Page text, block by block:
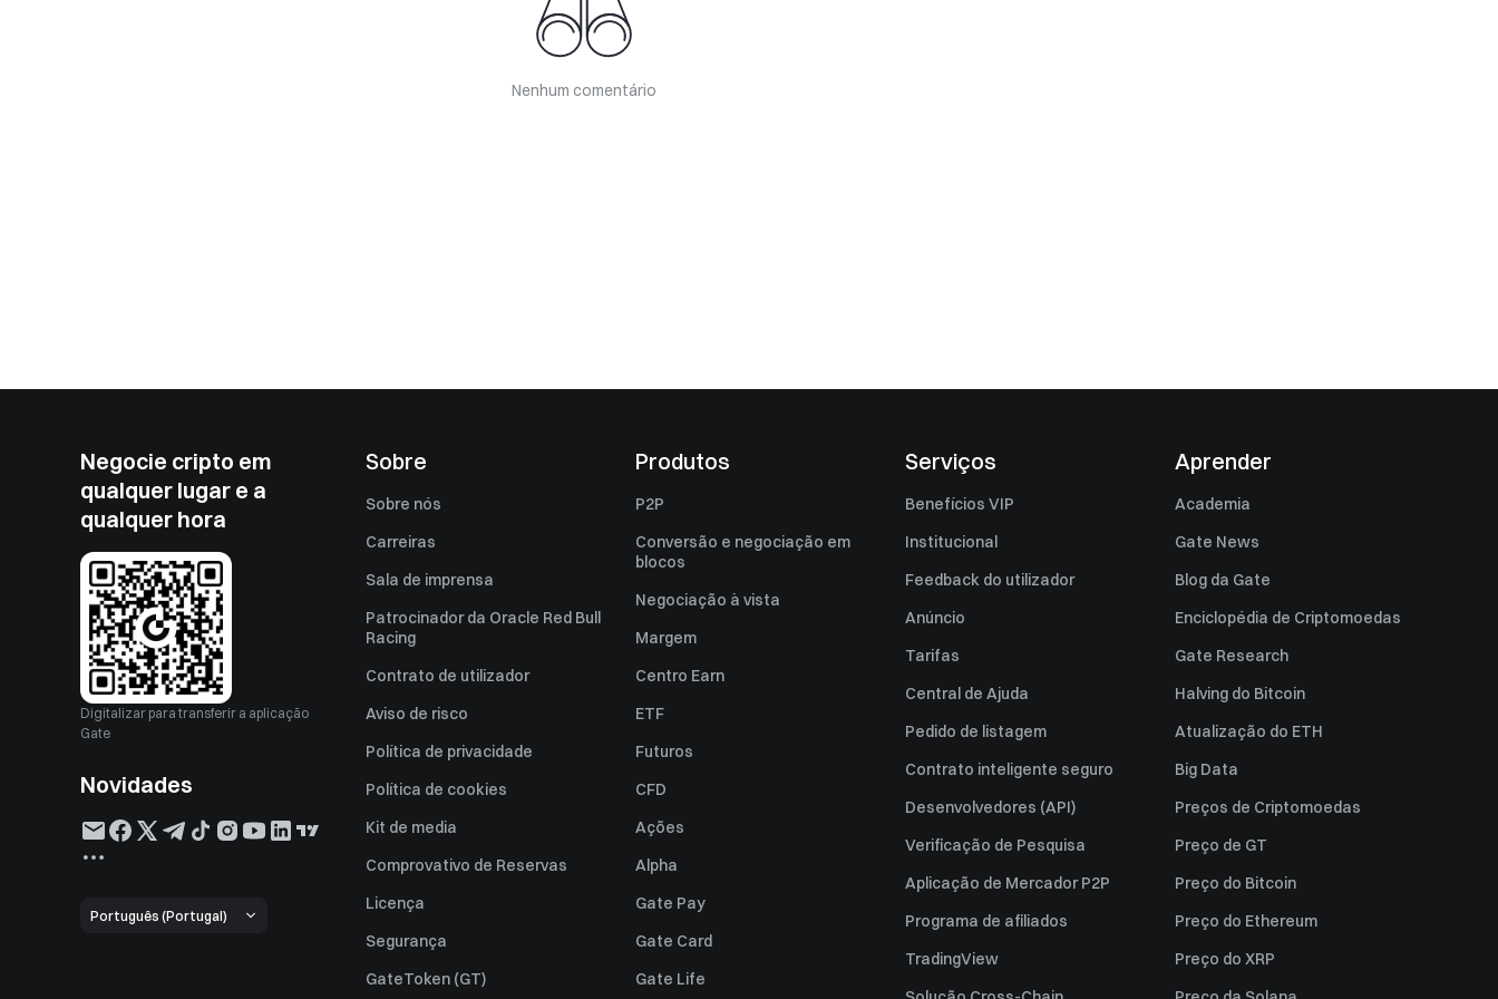
Nenhum comentário
Negocie cripto em
qualquer lugar e a
qualquer hora
Digitalizar para transferir a aplicação
Gate
Novidades
Português (Portugal)
Sobre
Sobre nós
Carreiras
Sala de imprensa
Patrocinador da Oracle Red Bull
Racing
Contrato de utilizador
Aviso de risco
Política de privacidade
Política de cookies
Kit de media
Comprovativo de Reservas
Licença
Segurança
GateToken (GT)
Produtos
P2P
Conversão e negociação em
blocos
Negociação à vista
Margem
Centro Earn
ETF
Futuros
CFD
Ações
Alpha
Gate Pay
Gate Card
Gate Life
Serviços
Benefícios VIP
Institucional
Feedback do utilizador
Anúncio
Tarifas
Central de Ajuda
Pedido de listagem
Contrato inteligente seguro
Desenvolvedores (API)
Verificação de Pesquisa
Aplicação de Mercador P2P
Programa de afiliados
TradingView
Aprender
Academia
Gate News
Blog da Gate
Enciclopédia de Criptomoedas
Gate Research
Halving do Bitcoin
Atualização do ETH
Big Data
Preços de Criptomoedas
Preço de GT
Preço do Bitcoin
Preço do Ethereum
Preço do XRP